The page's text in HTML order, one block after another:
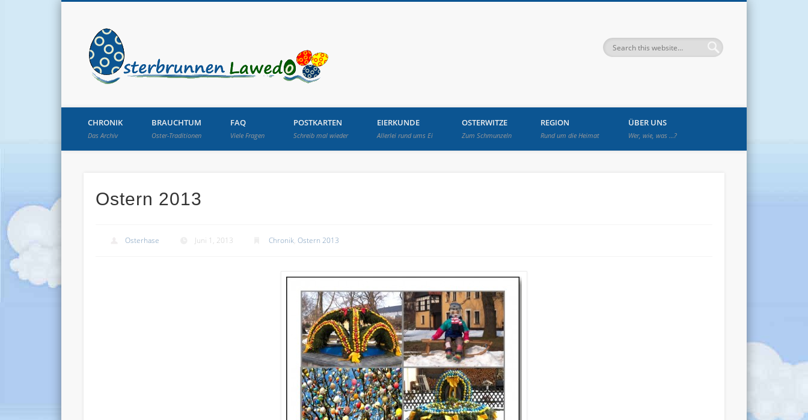
Osterbrunnen in Langenwetzendorf
CHRONIK
Das Archiv
BRAUCHTUM
Oster-Traditionen
FAQ
Viele Fragen
POSTKARTEN
Schreib mal wieder
EIERKUNDE
Allerlei rund ums Ei
OSTERWITZE
Zum Schmunzeln
REGION
Rund um die Heimat
ÜBER UNS
Wer, wie, was …?
Ostern 2013
Osterhase Juni 1, 2013 Chronik, Ostern 2013